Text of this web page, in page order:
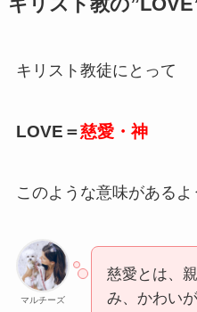
キリスト教の
キリスト教徒にとって
LOVE＝慈愛・神
このような意味があるよ
マルチーズ
慈愛とは、
み、かわい